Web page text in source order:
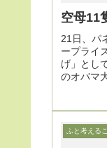
空母11
21日、パ
ープライ
げ」とし
のオバマ
ふと考える